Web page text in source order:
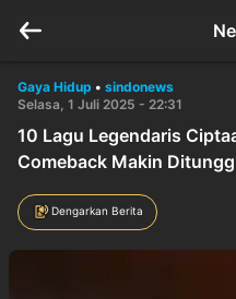
Gaya Hidup • sindonews
Selasa, 1 Juli 2025 - 22:31
10 Lagu Legendaris
Comeback Makin
Dengarkan Berita